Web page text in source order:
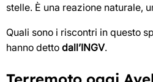
stelle. È una reazione naturale,
Quali sono i riscontri in questo
hanno detto dall’INGV.